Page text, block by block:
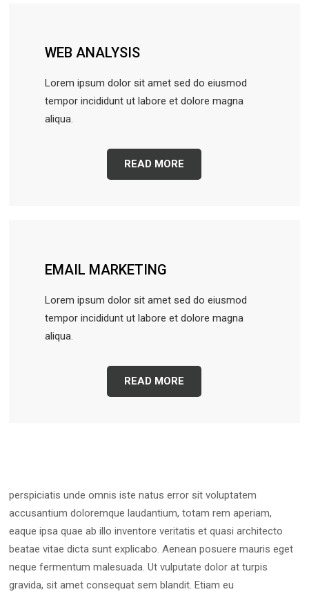
WEB ANALYSIS
Lorem ipsum dolor sit amet sed do eiusmod
tempor incididunt ut labore et dolore magna
aliqua.
READ MORE
EMAIL MARKETING
Lorem ipsum dolor sit amet sed do eiusmod
tempor incididunt ut labore et dolore magna
aliqua.
READ MORE
perspiciatis unde omnis iste natus error sit voluptatem
accusantium doloremque laudantium, totam rem aperiam,
eaque ipsa quae ab illo inventore veritatis et quasi architecto
beatae vitae dicta sunt explicabo. Aenean posuere mauris eget
neque fermentum malesuada. Ut vulputate dolor at turpis
gravida, sit amet consequat sem blandit. Etiam eu